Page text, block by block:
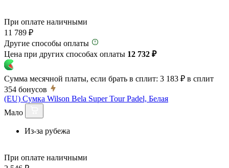
При оплате наличными
11 789 ₽
Другие способы оплаты
Цена при других способах оплаты 12 732 ₽
Сумма месячной платы, если брать в сплит: 3 183 ₽ в сплит
354 бонусов
(EU) Сумка Wilson Bela Super Tour Padel, Белая
Мало
Из-за рубежа
При оплате наличными